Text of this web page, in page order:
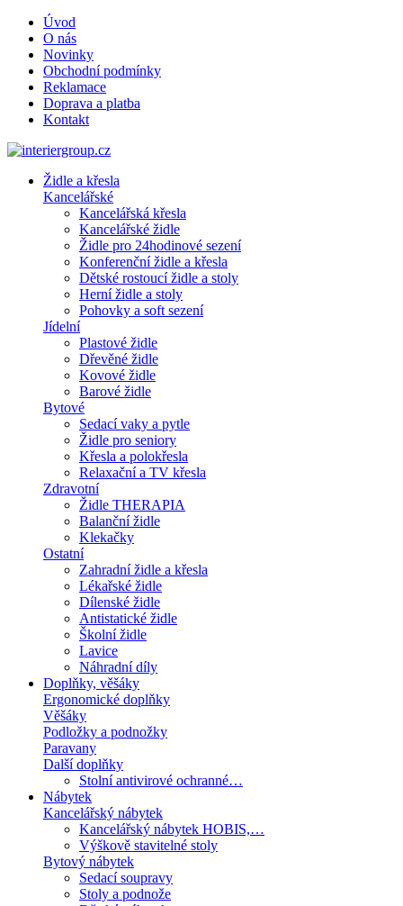
Úvod
O nás
Novinky
Obchodní podmínky
Reklamace
Doprava a platba
Kontakt
Židle a křesla
Kancelářské
Kancelářská křesla
Kancelářské židle
Židle pro 24hodinové sezení
Konferenční židle a křesla
Dětské rostoucí židle a stoly
Herní židle a stoly
Pohovky a soft sezení
Jídelní
Plastové židle
Dřevěné židle
Kovové židle
Barové židle
Bytové
Sedací vaky a pytle
Židle pro seniory
Křesla a polokřesla
Relaxační a TV křesla
Zdravotní
Židle THERAPIA
Balanční židle
Klekačky
Ostatní
Zahradní židle a křesla
Lékařské židle
Dílenské židle
Antistatické židle
Školní židle
Lavice
Náhradní díly
Doplňky, věšáky
Ergonomické doplňky
Věšáky
Podložky a podnožky
Paravany
Další doplňky
Stolní antivirové ochranné…
Nábytek
Kancelářský nábytek
Kancelářský nábytek HOBIS,…
Výškově stavitelné stoly
Bytový nábytek
Sedací soupravy
Stoly a podnože